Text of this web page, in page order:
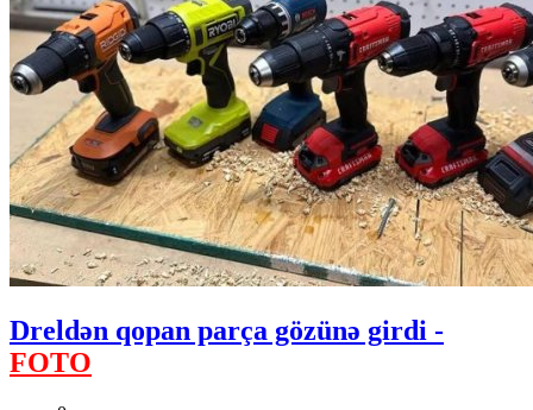
Dreldən qopan parça gözünə girdi -
FOTO